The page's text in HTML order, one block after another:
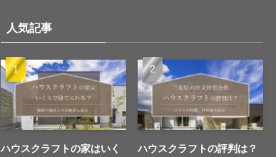
人気記事
ハウスクラフトの家はいく
ハウスクラフトの評判は？